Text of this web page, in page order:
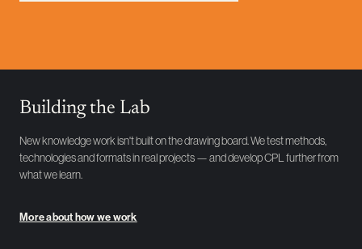
Building the Lab
New knowledge work isn't built on the drawing board. We test methods,
technologies and formats in real projects — and develop CPL further from
what we learn.
More about how we work